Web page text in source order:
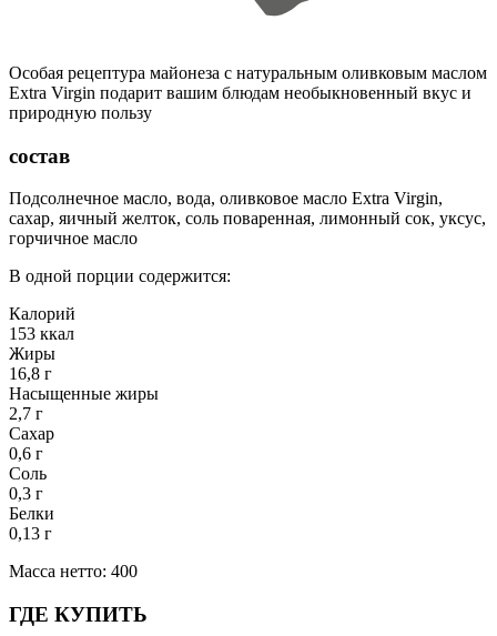
Особая рецептура майонеза с натуральным оливковым маслом
Extra Virgin подарит вашим блюдам необыкновенный вкус и
природную пользу
состав
Подсолнечное масло, вода, оливковое масло Extra Virgin,
сахар, яичный желток, соль поваренная, лимонный сок, уксус,
горчичное масло
В одной порции содержится:
Калорий
153 ккал
Жиры
16,8 г
Насыщенные жиры
2,7 г
Сахар
0,6 г
Соль
0,3 г
Белки
0,13 г
Масса нетто: 400
ГДЕ КУПИТЬ